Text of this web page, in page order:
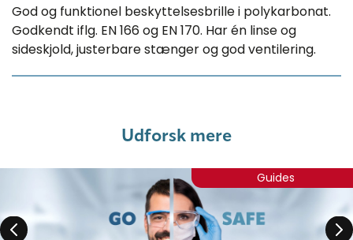
God og funktionel beskyttelsesbrille i polykarbonat.
Godkendt iflg. EN 166 og EN 170. Har én linse og
sideskjold, justerbare stænger og god ventilering.
Udforsk mere
Guides